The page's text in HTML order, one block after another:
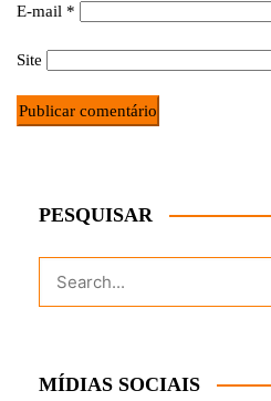
E-mail *
Site
PESQUISAR
MÍDIAS SOCIAIS